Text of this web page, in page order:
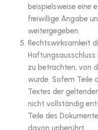
beispielsweise eine
freiwillige Angabe
weitergegeben.
Rechtswirksamkeit
zu betrachten, von
wurde. Sofern Teile
Textes der
nicht vollständig
Teile des
davon unberührt.